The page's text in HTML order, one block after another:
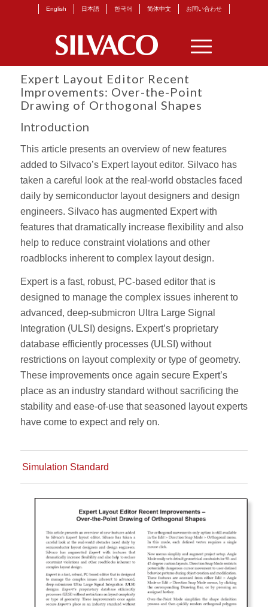
English 日本語 한국어 简体中文 お問い合わせ
Expert Layout Editor Recent
Improvements: Over-the-Point
Drawing of Orthogonal Shapes
Introduction
This article presents an overview of new features
added to Silvaco’s Expert layout editor. Silvaco has
taken a careful look at the real-world obstacles faced
daily by semiconductor layout designers and design
engineers. Silvaco has augmented Expert with
features that dramatically increase flexibility and also
help to reduce constraint violations and other
roadblocks inherent to complex layout design.
Expert is a fast, robust, PC-based editor that is
designed to manage the complex issues inherent to
advanced, deep-submicron Ultra Large Signal
Integration (ULSI) designs. Expert’s proprietary
database efficiently processes (ULSI) without
restrictions on layout complexity or type of geometry.
These improvements once again secure Expert’s
place as an industry standard without sacrificing the
stability and ease-of-use that seasoned layout experts
have come to expect and rely on.
Simulation Standard